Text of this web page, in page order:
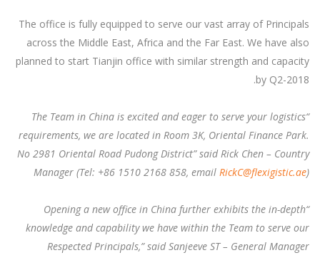
The office is fully equipped to serve our vast array of Principals
across the Middle East, Africa and the Far East. We have also
planned to start Tianjin office with similar strength and capacity
by Q2-2018.
“The Team in China is excited and eager to serve your logistics
requirements, we are located in Room 3K, Oriental Finance Park.
No 2981 Oriental Road Pudong District” said Rick Chen – Country
Manager (Tel: +86 1510 2168 858, email RickC@flexigistic.ae)
“Opening a new office in China further exhibits the in-depth
knowledge and capability we have within the Team to serve our
Respected Principals,” said Sanjeeve ST – General Manager